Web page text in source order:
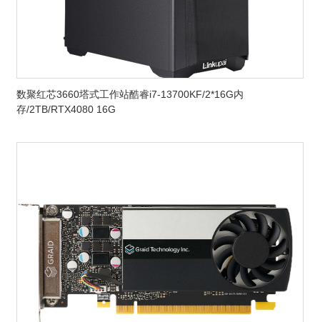
数聚红芯3660塔式工作站酷睿i7-13700KF/2*16G内
存/2TB/RTX4080 16G